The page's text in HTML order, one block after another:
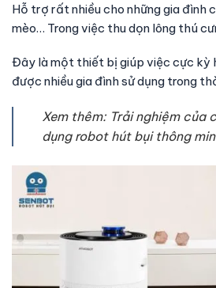
Hỗ trợ rất nhiều cho những gia đình
mèo… Trong việc thu dọn lông thú
Đây là một thiết bị giúp việc cực kỳ
được nhiều gia đình sử dụng trong
Xem thêm: Trải nghiệm của
dụng robot hút bụi thông